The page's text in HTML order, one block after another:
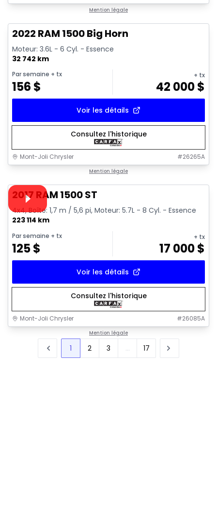
Mention légale
2022 RAM 1500 Big Horn
Moteur: 3.6L - 6 Cyl. - Essence
32 742 km
Par semaine + tx
156 $
+ tx
42 000$
Voir les détails
Consultez l'historique
Mont-Joli Chrysler #26265A
Mention légale
Vidéo disponible
2017 RAM 1500 ST
4x4, Boîte: 1,7 m / 5,6 pi, Moteur: 5.7L - 8 Cyl. - Essence
223 114 km
Par semaine + tx
125$
+ tx
17 000$
Voir les détails
Consultez l'historique
Mont-Joli Chrysler #26085A
Mention légale
1 2 3 ... 17